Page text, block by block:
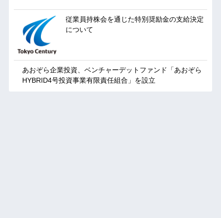
従業員持株会を通じた特別奨励金の支給決定
について
あおぞら企業投資、ベンチャーデットファンド「あおぞら
HYBRID4号投資事業有限責任組合」を設立